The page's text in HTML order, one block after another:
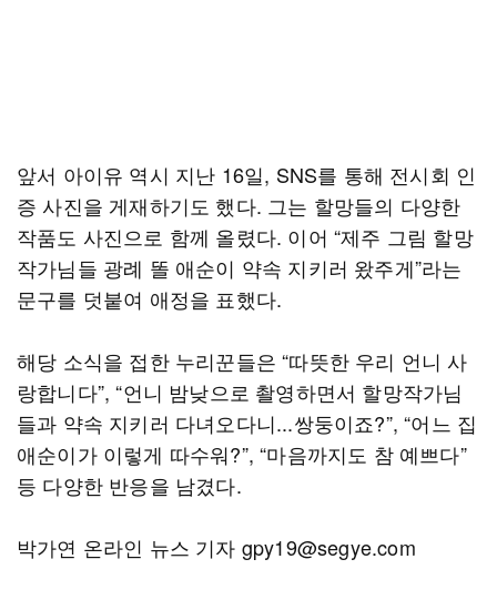
앞서 아이유 역시 지난 16일, SNS를 통해 전시회 인
증 사진을 게재하기도 했다. 그는 할망들의 다양한
작품도 사진으로 함께 올렸다. 이어 “제주 그림 할망
작가님들 광례 똘 애순이 약속 지키러 왔주게”라는
문구를 덧붙여 애정을 표했다.
해당 소식을 접한 누리꾼들은 “따뜻한 우리 언니 사
랑합니다”, “언니 밤낮으로 촬영하면서 할망작가님
들과 약속 지키러 다녀오다니...쌍둥이죠?”, “어느 집
애순이가 이렇게 따수워?”, “마음까지도 참 예쁘다”
등 다양한 반응을 남겼다.
박가연 온라인 뉴스 기자 gpy19@segye.com